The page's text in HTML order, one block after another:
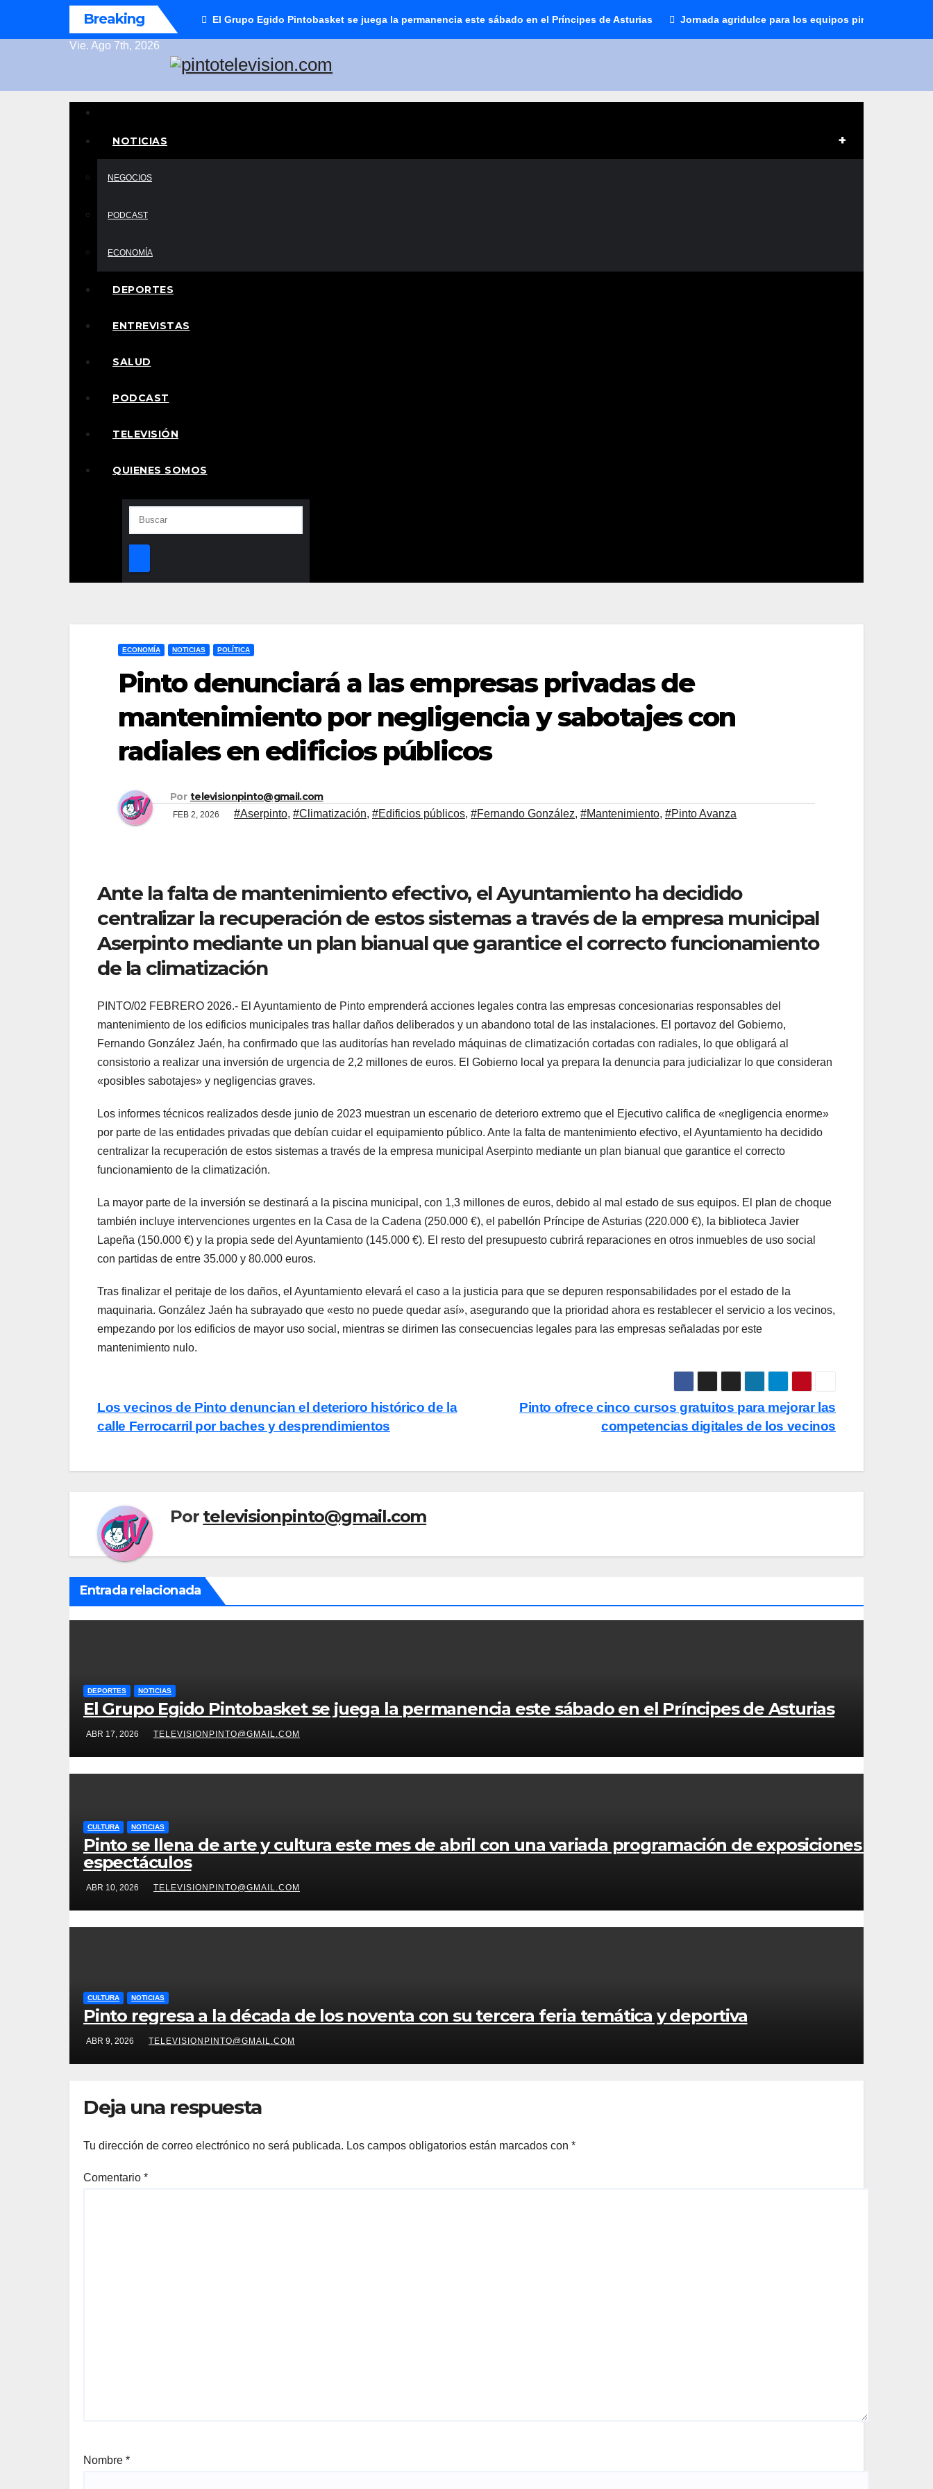
Breaking El Grupo Egido Pintobasket se juega la permanencia este sábado en el Príncipes de Asturias Jornada agridulce para los equipos pinteños en
Vie. Ago 7th, 2026
pintotelevision.com
Un medio de comunicación para todas y todos los pinteños
NOTICIAS
NEGOCIOS
PODCAST
ECONOMÍA
DEPORTES
ENTREVISTAS
SALUD
PODCAST
TELEVISIÓN
QUIENES SOMOS
ECONOMÍA NOTICIAS POLÍTICA
Pinto denunciará a las empresas privadas de
mantenimiento por negligencia y sabotajes con
radiales en edificios públicos
Por televisionpinto@gmail.com
FEB 2, 2026 #Aserpinto, #Climatización, #Edificios públicos, #Fernando González, #Mantenimiento, #Pinto Avanza
Ante la falta de mantenimiento efectivo, el Ayuntamiento ha decidido
centralizar la recuperación de estos sistemas a través de la empresa municipal
Aserpinto mediante un plan bianual que garantice el correcto funcionamiento
de la climatización
PINTO/02 FEBRERO 2026.- El Ayuntamiento de Pinto emprenderá acciones legales contra las empresas concesionarias responsables del
mantenimiento de los edificios municipales tras hallar daños deliberados y un abandono total de las instalaciones. El portavoz del Gobierno,
Fernando González Jaén, ha confirmado que las auditorías han revelado máquinas de climatización cortadas con radiales, lo que obligará al
consistorio a realizar una inversión de urgencia de 2,2 millones de euros. El Gobierno local ya prepara la denuncia para judicializar lo que consideran
«posibles sabotajes» y negligencias graves.
Los informes técnicos realizados desde junio de 2023 muestran un escenario de deterioro extremo que el Ejecutivo califica de «negligencia enorme»
por parte de las entidades privadas que debían cuidar el equipamiento público. Ante la falta de mantenimiento efectivo, el Ayuntamiento ha decidido
centralizar la recuperación de estos sistemas a través de la empresa municipal Aserpinto mediante un plan bianual que garantice el correcto
funcionamiento de la climatización.
La mayor parte de la inversión se destinará a la piscina municipal, con 1,3 millones de euros, debido al mal estado de sus equipos. El plan de choque
también incluye intervenciones urgentes en la Casa de la Cadena (250.000 €), el pabellón Príncipe de Asturias (220.000 €), la biblioteca Javier
Lapeña (150.000 €) y la propia sede del Ayuntamiento (145.000 €). El resto del presupuesto cubrirá reparaciones en otros inmuebles de uso social
con partidas de entre 35.000 y 80.000 euros.
Tras finalizar el peritaje de los daños, el Ayuntamiento elevará el caso a la justicia para que se depuren responsabilidades por el estado de la
maquinaria. González Jaén ha subrayado que «esto no puede quedar así», asegurando que la prioridad ahora es restablecer el servicio a los vecinos,
empezando por los edificios de mayor uso social, mientras se dirimen las consecuencias legales para las empresas señaladas por este
mantenimiento nulo.
Navegación
de
entradas
Pinto ofrece cinco cursos gratuitos para mejorar las
competencias digitales de los vecinos
Los vecinos de Pinto denuncian el deterioro histórico de la
calle Ferrocarril por baches y desprendimientos
Por televisionpinto@gmail.com
Entrada relacionada
DEPORTES NOTICIAS
El Grupo Egido Pintobasket se juega la permanencia este sábado en el Príncipes de Asturias
ABR 17, 2026 TELEVISIONPINTO@GMAIL.COM
CULTURA NOTICIAS
Pinto se llena de arte y cultura este mes de abril con una variada programación de exposiciones y
espectáculos
ABR 10, 2026 TELEVISIONPINTO@GMAIL.COM
CULTURA NOTICIAS
Pinto regresa a la década de los noventa con su tercera feria temática y deportiva
ABR 9, 2026 TELEVISIONPINTO@GMAIL.COM
Deja una respuesta
Tu dirección de correo electrónico no será publicada. Los campos obligatorios están marcados con *
Comentario *
Nombre *